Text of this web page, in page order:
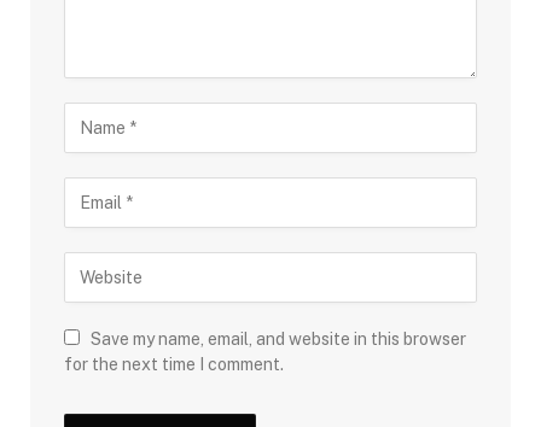
Save my name, email, and website in this browser
for the next time I comment.